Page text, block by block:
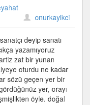
onurkayikci
deyip sanatı
yazamıyoruz
zat bir yunan
oturdu ne kadar
sözü geçen yer bir
yer, orayı
öyle. doğal